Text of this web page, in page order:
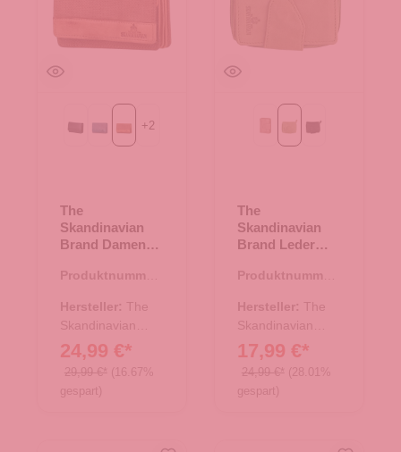
BlackBlueCognac
+2
The
Skandinavian
Brand Damen
Geldbörse Quer
Produktnummer:
Hersteller: The
Skandinavian
Brand
24,99 €*
29,99 €* (16.67%
gespart)
beigegrünschwarz
The
Skandinavian
Brand Leder
Hochformat -
Produktnummer:
Hersteller: The
Skandinavian
Brand
17,99 €*
24,99 €* (28.01%
gespart)